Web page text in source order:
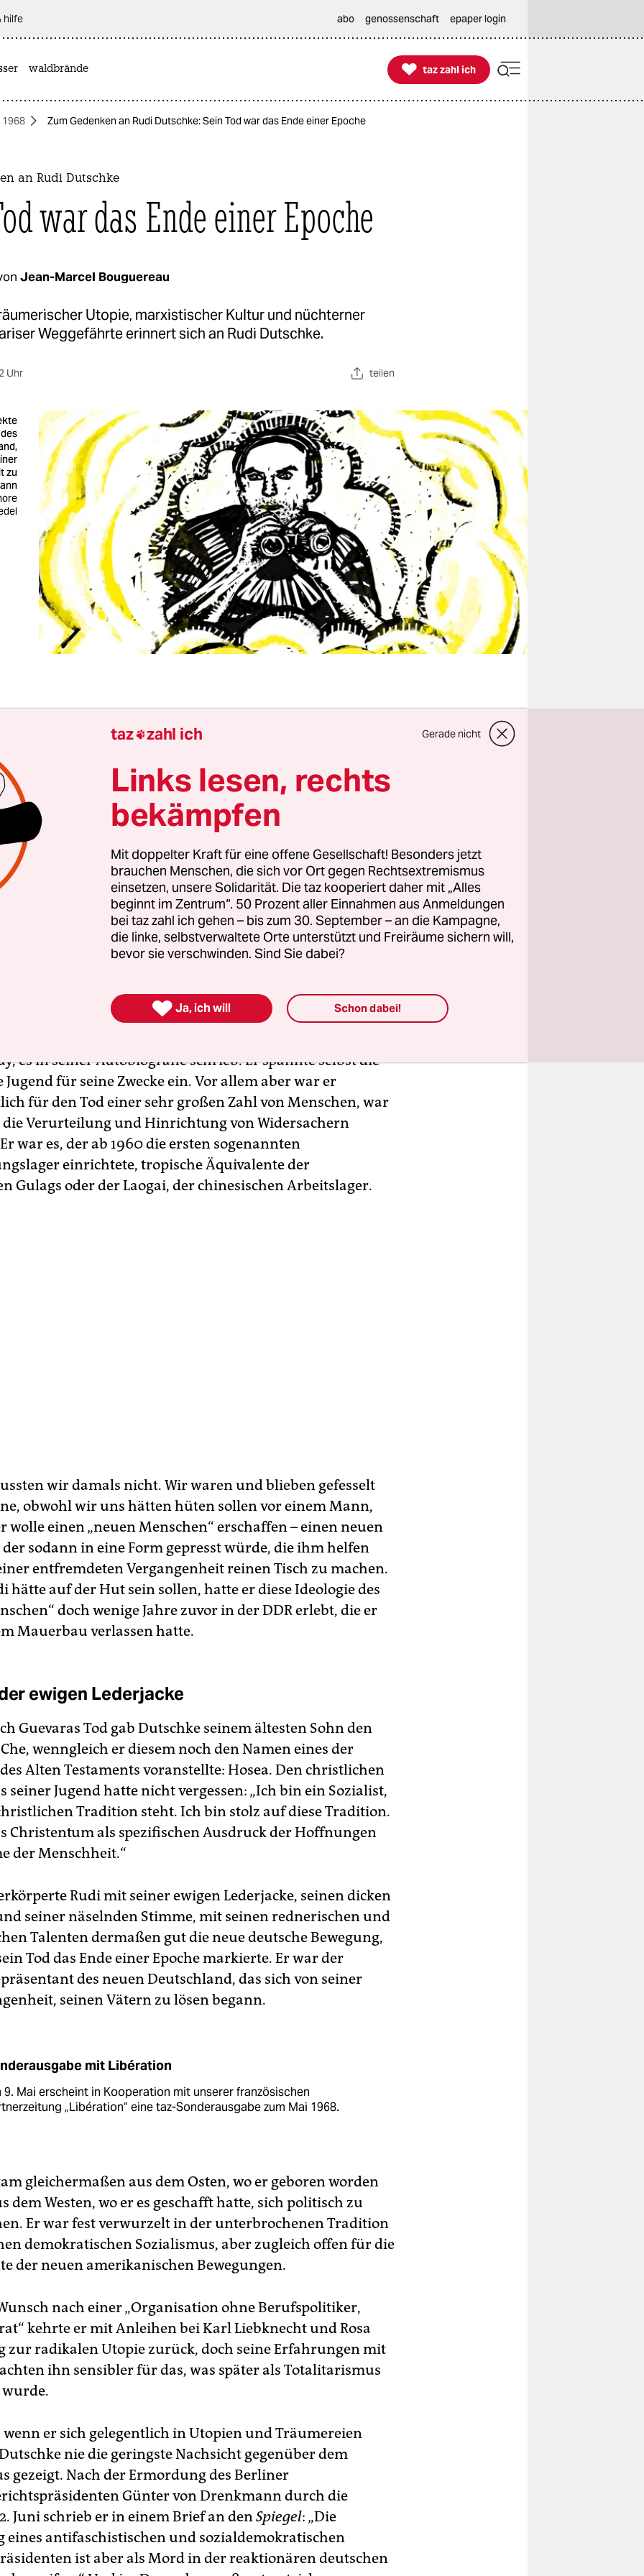
hilfe abo genossenschaft epaper login
waldbrände 
taz zahl ich
taz zahl ich
1968 Zum Gedenken an Rudi Dutschke: Sein Tod war das Ende einer Epoche
an Rudi Dutschke
war das Ende einer Epoche
Jean-Marcel Bouguereau
Utopie, marxistischer Kultur und nüchterner
Weggefährte erinnert sich an Rudi Dutschke.
Uhr teilen
zu
des 9. Oktober 1967, als ich die Nachricht vom Tod Che
erhielt, rief ich Rudi Dutschke an. Was wir im
besprachen, weiß ich nicht mehr. Ohne Zweifel aber
uns, die wir vom Vietnamkrieg besessen waren – in dem
zu jenem Zeitpunkt ihren Höhepunkt erreicht
Zahl der Marinekämpfer über 400.000 –, der Tod
Ende dieser utopischen Epoche, in der es laut seiner
die Trikontinentale Konferenz“ 1967 notwendig gewesen
drei, viele Vietnams“ zu schaffen.
verkörperte für uns damals einen anderen Weg, als ihn
Stalinisten oder die Maoisten in China gingen. Aber
„Partisan des Autoritarismus mit Leib und Seele“, wie der
es in seiner Autobiografie schrieb. Er spannte selbst die
Jugend für seine Zwecke ein. Vor allem aber war er
für den Tod einer sehr großen Zahl von Menschen, war
Verurteilung und Hinrichtung von Widersachern
war es, der ab 1960 die ersten sogenannten
einrichtete, tropische Äquivalente der
Gulags oder der Laogai, der chinesischen Arbeitslager.
wir damals nicht. Wir waren und blieben gefesselt
obwohl wir uns hätten hüten sollen vor einem Mann,
wolle einen „neuen Menschen“ erschaffen – einen neuen
sodann in eine Form gepresst würde, die ihm helfen
entfremdeten Vergangenheit reinen Tisch zu machen.
hätte auf der Hut sein sollen, hatte er diese Ideologie des
doch wenige Jahre zuvor in der DDR erlebt, die er
Mauer­bau verlassen hatte.
ewigen Lederjacke
Guevaras Tod gab Dutschke seinem ältesten Sohn den
wenngleich er diesem noch den Namen eines der
Alten Testaments voranstellte: Hosea. Den christlichen
seiner Jugend hatte nicht vergessen: „Ich bin ein Sozialist,
Tradition steht. Ich bin stolz auf diese Tradition.
Christentum als spezifischen Ausdruck der Hoffnungen
der Menschheit.“
Rudi mit seiner ewigen Lederjacke, seinen dicken
seiner näselnden Stimme, mit seinen rednerischen und
Talenten dermaßen gut die neue deutsche Bewegung,
Tod das Ende einer Epoche markierte. Er war der
des neuen Deutschland, das sich von seiner
seinen Vätern zu lösen begann.
mit Libération
9. Mai erscheint in Kooperation mit unserer französischen
„Libération“ eine taz-Sonderausgabe zum Mai 1968.
gleichermaßen aus dem Osten, wo er geboren worden
dem Westen, wo er es geschafft hatte, sich politisch zu
Er war fest verwurzelt in der unterbrochenen Tradition
demokratischen Sozialismus, aber zugleich offen für die
der neuen amerikanischen Bewegungen.
nach einer „Organisation ohne Berufspolitiker,
kehrte er mit Anleihen bei Karl Liebknecht und Rosa
zur radikalen Utopie zurück, doch seine Erfahrungen mit
ihn sensibler für das, was später als Totalitarismus
wenn er sich gelegentlich in Utopien und Träumereien
nie die geringste Nachsicht gegenüber dem
gezeigt. Nach der Ermordung des Berliner
Günter von Drenkmann durch die
Juni schrieb er in einem Brief an denSpiegel: „Die
eines antifaschistischen und sozialdemokratischen
ist aber als Mord in der reaktionären deutschen
taz zahl ich Gerade nicht
Links lesen, rechts
bekämpfen
Mit doppelter Kraft für eine offene Gesellschaft! Besonders jetzt
brauchen Menschen, die sich vor Ort gegen Rechtsextremismus
einsetzen, unsere Solidarität. Die taz kooperiert daher mit „Alles
beginnt im Zentrum“. 50 Prozent aller Einnahmen aus Anmeldungen
bei taz zahl ich gehen – bis zum 30. September – an die Kampagne,
die linke, selbstverwaltete Orte unterstützt und Freiräume sichern will,
bevor sie verschwinden. Sind Sie dabei?
 Ja, ich will Schon dabei!